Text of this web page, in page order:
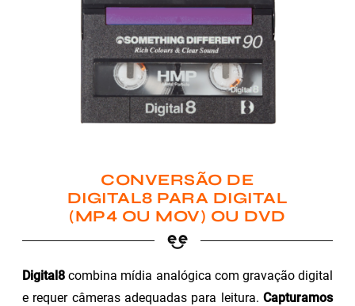
CONVERSÃO DE
DIGITAL8 PARA DIGITAL
(MP4 OU MOV) OU DVD
Digital8 combina mídia analógica com gravação digital
e requer câmeras adequadas para leitura. Capturamos